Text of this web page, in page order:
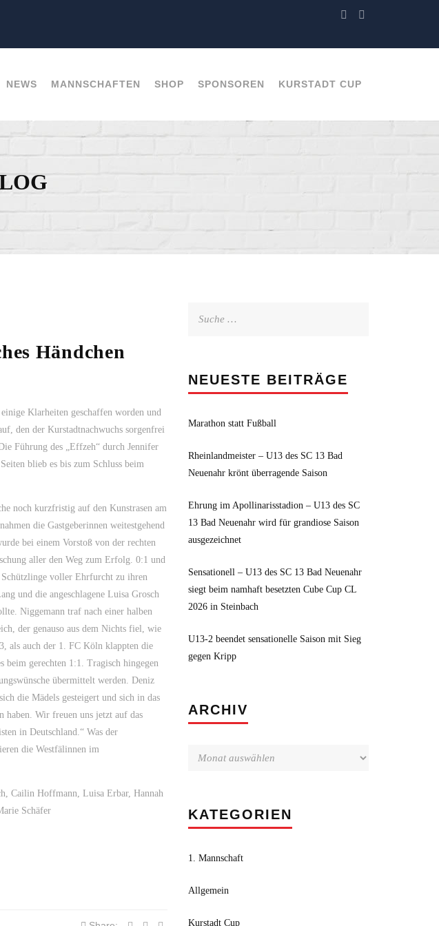
NEWS MANNSCHAFTEN SHOP SPONSOREN KURSTADT CUP
Händchen
Klarheiten geschaffen worden und
den der Kurstadtnachwuchs sorgenfrei
Führung des „Effzeh“ durch Jennifer
blieb es bis zum Schluss beim
noch kurzfristig auf den Kunstrasen am
die Gastgeberinnen weitestgehend
bei einem Vorstoß von der rechten
aller den Weg zum Erfolg. 0:1 und
voller Ehrfurcht zu ihren
und die angeschlagene Luisa Grosch
Niggemann traf nach einer halben
der genauso aus dem Nichts fiel, wie
als auch der 1. FC Köln klappten die
beim gerechten 1:1. Tragisch hingegen
übermittelt werden. Deniz
die Mädels gesteigert und sich in das
haben. Wir freuen uns jetzt auf das
in Deutschland.“ Was der
die Westfälinnen im
Cailin Hoffmann, Luisa Erbar, Hannah
Schäfer
NEUESTE BEITRÄGE
Marathon statt Fußball
Rheinlandmeister – U13 des SC 13 Bad
Neuenahr krönt überragende Saison
Ehrung im Apollinarisstadion – U13 des SC
13 Bad Neuenahr wird für grandiose Saison
ausgezeichnet
Sensationell – U13 des SC 13 Bad Neuenahr
siegt beim namhaft besetzten Cube Cup CL
2026 in Steinbach
U13-2 beendet sensationelle Saison mit Sieg
gegen Kripp
ARCHIV
KATEGORIEN
1. Mannschaft
Allgemein
Kurstadt Cup